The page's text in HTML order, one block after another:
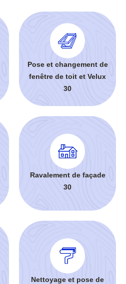
Pose et changement de
fenêtre de toit et Velux
30
Ravalement de façade
30
Nettoyage et pose de